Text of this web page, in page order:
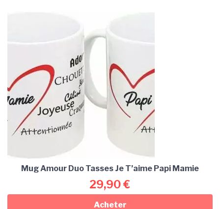
Mug Amour Duo Tasses Je T’aime Papi Mamie
29,90€
Acheter